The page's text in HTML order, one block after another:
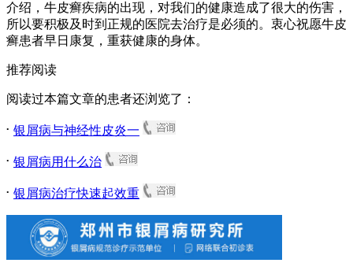
介绍，牛皮癣疾病的出现，对我们的健康造成了很大的伤害，
所以要积极及时到正规的医院去治疗是必须的。衷心祝愿牛皮
癣患者早日康复，重获健康的身体。
推荐阅读
阅读过本篇文章的患者还浏览了：
. 银屑病与神经性皮炎一
. 银屑病用什么治
. 银屑病治疗快速起效重